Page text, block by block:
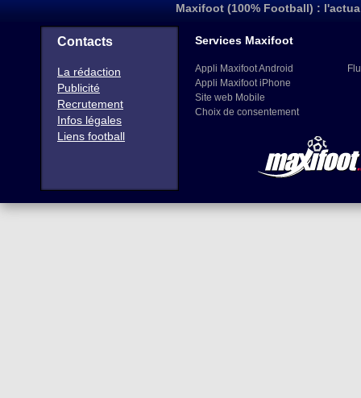
Maxifoot (100% Football) :
Contacts
La rédaction
Publicité
Recrutement
Infos légales
Liens football
Services Maxifoot
Appli Maxifoot Android
Appli Maxifoot iPhone
Site web Mobile
Choix de consentement